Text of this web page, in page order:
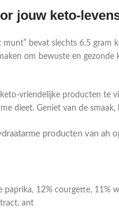
jouw keto-
munt” bevat slechts 6.5
om bewuste en
vriendelijke producten
dieet. Geniet van de
producten van ah
12% courgette, 11%
ant